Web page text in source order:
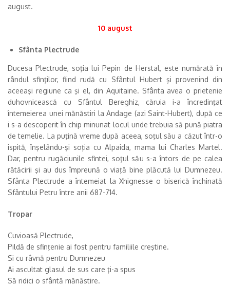
august.
10 august
Sfânta Plectrude
Ducesa Plectrude, soţia lui Pepin de Herstal, este numărată în
rândul sfinţilor, fiind rudă cu Sfântul Hubert şi provenind din
aceeaşi regiune ca şi el, din Aquitaine. Sfânta avea o prietenie
duhovnicească cu Sfântul Bereghiz, căruia i-a încredinţat
întemeierea unei mănăstiri la Andage (azi Saint-Hubert), după ce
i s-a descoperit în chip minunat locul unde trebuia să pună piatra
de temelie. La puţină vreme după aceea, soţul său a căzut într-o
ispită, înşelându-şi soţia cu Alpaida, mama lui Charles Martel.
Dar, pentru rugăciunile sfintei, soţul său s-a întors de pe calea
rătăcirii şi au dus împreună o viaţă bine plăcută lui Dumnezeu.
Sfânta Plectrude a întemeiat la Xhignesse o biserică închinată
Sfântului Petru între anii 687-714.
Tropar
Cuvioasă Plectrude,
Pildă de sfinţenie ai fost pentru familiile creştine.
Si cu râvnă pentru Dumnezeu
Ai ascultat glasul de sus care ţi-a spus
Să ridici o sfântă mănăstire.